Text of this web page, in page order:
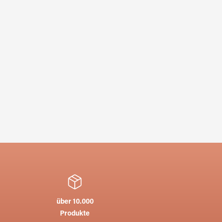
über 10.000
Produkte